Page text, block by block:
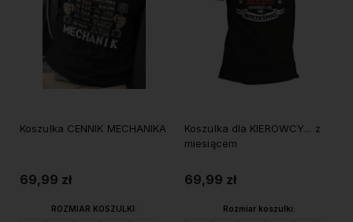
Koszulka CENNIK MECHANIKA
69,99 zł
ROZMIAR KOSZULKI:
Koszulka dla KIEROWCY... z
miesiącem
69,99 zł
Rozmiar koszulki: